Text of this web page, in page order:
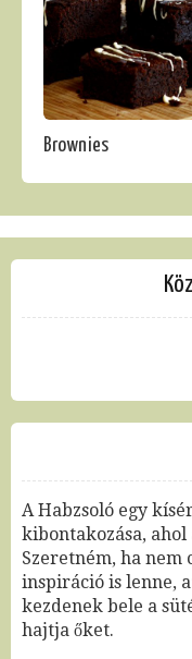
Brownies
A Habzsoló egy
kibontakozása, ahol
Szeretném, ha nem
inspiráció is lenne,
kezdenek bele a
hajtja őket.